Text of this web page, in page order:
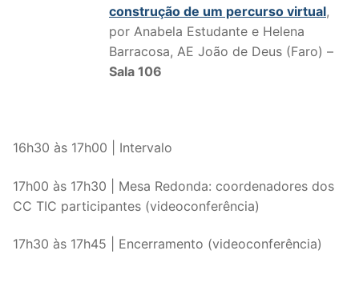
construção de um percurso virtual,
por Anabela Estudante e Helena
Barracosa, AE João de Deus (Faro) –
Sala 106
16h30 às 17h00 | Intervalo
17h00 às 17h30 | Mesa Redonda: coordenadores dos
CC TIC participantes (videoconferência)
17h30 às 17h45 | Encerramento (videoconferência)